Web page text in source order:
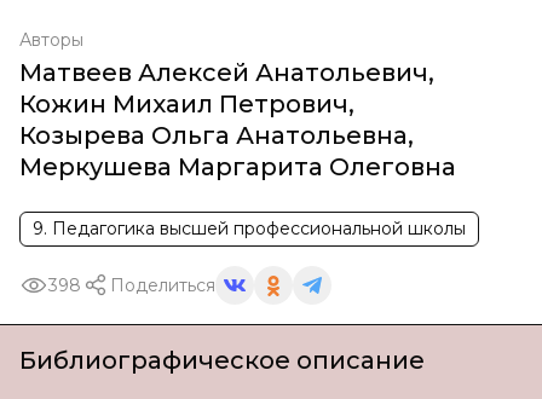
Авторы
Матвеев Алексей Анатольевич,
Кожин Михаил Петрович,
Козырева Ольга Анатольевна,
Меркушева Маргарита Олеговна
9. Педагогика высшей профессиональной школы
398 Поделиться
Библиографическое описание